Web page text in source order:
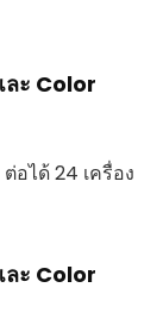
ะ Color
อได้ 24 เครื่อง
ะ Color